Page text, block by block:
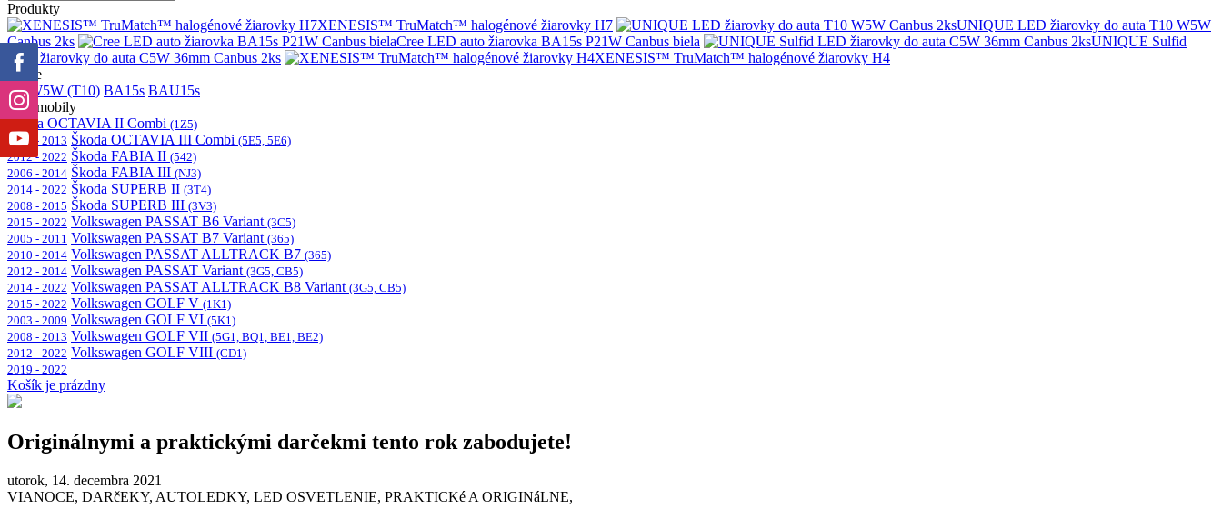
Produkty
XENESIS™ TruMatch™ halogénové žiarovky H7
UNIQUE LED žiarovky do auta T10 W5W
Canbus 2ks
Cree LED auto žiarovka BA15s P21W Canbus biela
UNIQUE Sulfid
LED žiarovky do auta C5W 36mm Canbus 2ks
XENESIS™ TruMatch™ halogénové žiarovky H4
Pätice
H7
W5W (T10) BA15s BAU15s
Automobily
Škoda OCTAVIA II Combi (1Z5)
2004 - 2013 Škoda OCTAVIA III Combi (5E5, 5E6)
2012 - 2022 Škoda FABIA II (542)
2006 - 2014 Škoda FABIA III (NJ3)
2014 - 2022 Škoda SUPERB II (3T4)
2008 - 2015 Škoda SUPERB III (3V3)
2015 - 2022 Volkswagen PASSAT B6 Variant (3C5)
2005 - 2011 Volkswagen PASSAT B7 Variant (365)
2010 - 2014 Volkswagen PASSAT ALLTRACK B7 (365)
2012 - 2014 Volkswagen PASSAT Variant (3G5, CB5)
2014 - 2022 Volkswagen PASSAT ALLTRACK B8 Variant (3G5, CB5)
2015 - 2022 Volkswagen GOLF V (1K1)
2003 - 2009 Volkswagen GOLF VI (5K1)
2008 - 2013 Volkswagen GOLF VII (5G1, BQ1, BE1, BE2)
2012 - 2022 Volkswagen GOLF VIII (CD1)
2019 - 2022
Košík je prázdny
Originálnymi a praktickými darčekmi tento rok zabodujete!
utorok, 14. decembra 2021
VIANOCE, DARčEKY, AUTOLEDKY, LED OSVETLENIE, PRAKTICKé A ORIGINáLNE,